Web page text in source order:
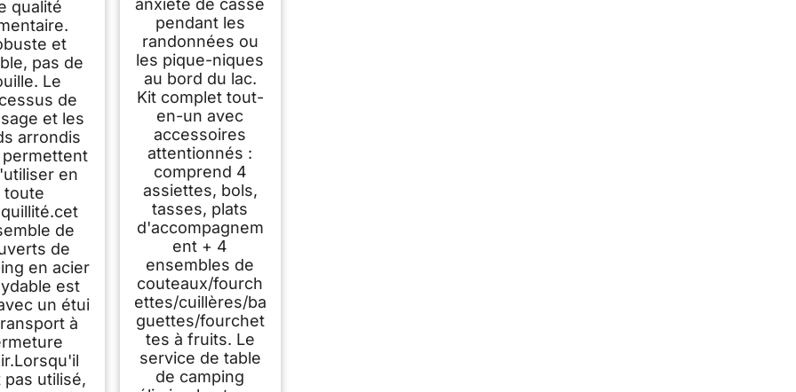
qualité
et
pas de
Le
de
et les
arrondis
en
toute
de
de
en acier
est
un étui
à
pas utilisé,
anxiété de casse
pendant les
randonnées ou
les pique-niques
au bord du lac.
Kit complet tout-
en-un avec
accessoires
attentionnés :
comprend 4
assiettes, bols,
tasses, plats
d'accompagnem
ent + 4
ensembles de
couteaux/fourch
ettes/cuillères/ba
guettes/fourchet
tes à fruits. Le
service de table
de camping